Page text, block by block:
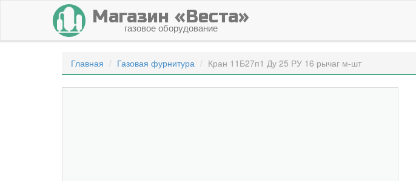
Магазин «Веста»
газовое оборудование
Главная Газовая фурнитура Кран 11Б27п1 Ду 25 РУ 16 рычаг м-шт